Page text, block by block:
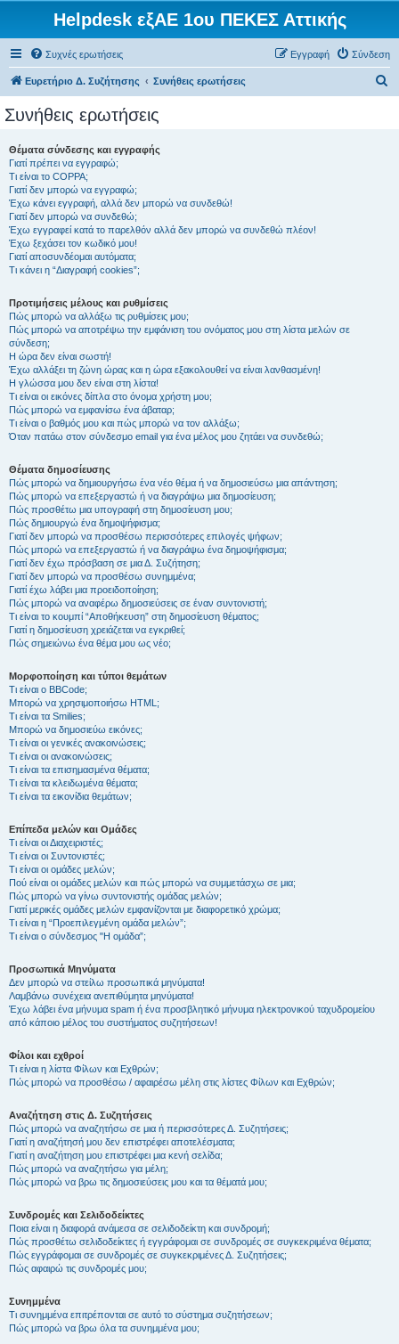
Helpdesk εξΑΕ 1ου ΠΕΚΕΣ Αττικής
Συχνές ερωτήσεις Σύνδεση
Εγγραφή
Ευρετήριο Δ. Συζήτησης Συνήθεις ερωτήσεις
Συνήθεις ερωτήσεις
Θέματα σύνδεσης και εγγραφής
Γιατί πρέπει να εγγραφώ;
Τι είναι το COPPA;
Γιατί δεν μπορώ να εγγραφώ;
Έχω κάνει εγγραφή, αλλά δεν μπορώ να συνδεθώ!
Γιατί δεν μπορώ να συνδεθώ;
Έχω εγγραφεί κατά το παρελθόν αλλά δεν μπορώ να συνδεθώ πλέον!
Έχω ξεχάσει τον κωδικό μου!
Γιατί αποσυνδέομαι αυτόματα;
Τι κάνει η “Διαγραφή cookies”;
Προτιμήσεις μέλους και ρυθμίσεις
Πώς μπορώ να αλλάξω τις ρυθμίσεις μου;
Πώς μπορώ να αποτρέψω την εμφάνιση του ονόματος μου στη λίστα μελών σε
σύνδεση;
Η ώρα δεν είναι σωστή!
Έχω αλλάξει τη ζώνη ώρας και η ώρα εξακολουθεί να είναι λανθασμένη!
Η γλώσσα μου δεν είναι στη λίστα!
Τι είναι οι εικόνες δίπλα στο όνομα χρήστη μου;
Πώς μπορώ να εμφανίσω ένα άβαταρ;
Τι είναι ο βαθμός μου και πώς μπορώ να τον αλλάξω;
Όταν πατάω στον σύνδεσμο email για ένα μέλος μου ζητάει να συνδεθώ;
Θέματα δημοσίευσης
Πώς μπορώ να δημιουργήσω ένα νέο θέμα ή να δημοσιεύσω μια απάντηση;
Πώς μπορώ να επεξεργαστώ ή να διαγράψω μια δημοσίευση;
Πώς προσθέτω μια υπογραφή στη δημοσίευση μου;
Πώς δημιουργώ ένα δημοψήφισμα;
Γιατί δεν μπορώ να προσθέσω περισσότερες επιλογές ψήφων;
Πώς μπορώ να επεξεργαστώ ή να διαγράψω ένα δημοψήφισμα;
Γιατί δεν έχω πρόσβαση σε μια Δ. Συζήτηση;
Γιατί δεν μπορώ να προσθέσω συνημμένα;
Γιατί έχω λάβει μια προειδοποίηση;
Πώς μπορώ να αναφέρω δημοσιεύσεις σε έναν συντονιστή;
Τι είναι το κουμπί “Αποθήκευση” στη δημοσίευση θέματος;
Γιατί η δημοσίευση χρειάζεται να εγκριθεί;
Πώς σημειώνω ένα θέμα μου ως νέο;
Μορφοποίηση και τύποι θεμάτων
Τι είναι ο BBCode;
Μπορώ να χρησιμοποιήσω HTML;
Τι είναι τα Smilies;
Μπορώ να δημοσιεύω εικόνες;
Τι είναι οι γενικές ανακοινώσεις;
Τι είναι οι ανακοινώσεις;
Τι είναι τα επισημασμένα θέματα;
Τι είναι τα κλειδωμένα θέματα;
Τι είναι τα εικονίδια θεμάτων;
Επίπεδα μελών και Ομάδες
Τι είναι οι Διαχειριστές;
Τι είναι οι Συντονιστές;
Τι είναι οι ομάδες μελών;
Πού είναι οι ομάδες μελών και πώς μπορώ να συμμετάσχω σε μια;
Πώς μπορώ να γίνω συντονιστής ομάδας μελών;
Γιατί μερικές ομάδες μελών εμφανίζονται με διαφορετικό χρώμα;
Τι είναι η “Προεπιλεγμένη ομάδα μελών”;
Τι είναι ο σύνδεσμος "Η ομάδα”;
Προσωπικά Μηνύματα
Δεν μπορώ να στείλω προσωπικά μηνύματα!
Λαμβάνω συνέχεια ανεπιθύμητα μηνύματα!
Έχω λάβει ένα μήνυμα spam ή ένα προσβλητικό μήνυμα ηλεκτρονικού ταχυδρομείου
από κάποιο μέλος του συστήματος συζητήσεων!
Φίλοι και εχθροί
Τι είναι η λίστα Φίλων και Εχθρών;
Πώς μπορώ να προσθέσω / αφαιρέσω μέλη στις λίστες Φίλων και Εχθρών;
Αναζήτηση στις Δ. Συζητήσεις
Πώς μπορώ να αναζητήσω σε μια ή περισσότερες Δ. Συζητήσεις;
Γιατί η αναζήτησή μου δεν επιστρέφει αποτελέσματα;
Γιατί η αναζήτηση μου επιστρέφει μια κενή σελίδα;
Πώς μπορώ να αναζητήσω για μέλη;
Πώς μπορώ να βρω τις δημοσιεύσεις μου και τα θέματά μου;
Συνδρομές και Σελιδοδείκτες
Ποια είναι η διαφορά ανάμεσα σε σελιδοδείκτη και συνδρομή;
Πώς προσθέτω σελιδοδείκτες ή εγγράφομαι σε συνδρομές σε συγκεκριμένα θέματα;
Πώς εγγράφομαι σε συνδρομές σε συγκεκριμένες Δ. Συζητήσεις;
Πώς αφαιρώ τις συνδρομές μου;
Συνημμένα
Τι συνημμένα επιτρέπονται σε αυτό το σύστημα συζητήσεων;
Πώς μπορώ να βρω όλα τα συνημμένα μου;